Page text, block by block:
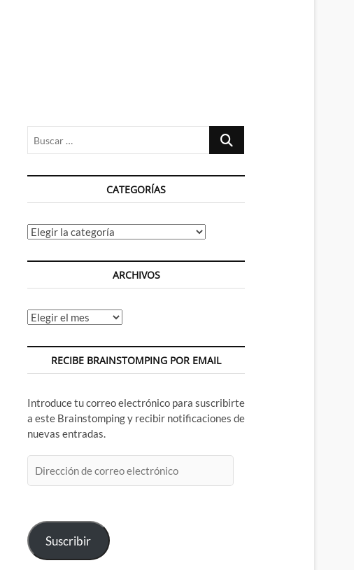
Buscar
CATEGORÍAS
Categorías
ARCHIVOS
Archivos
RECIBE BRAINSTOMPING POR EMAIL
Introduce tu correo electrónico para suscribirte
a este Brainstomping y recibir notificaciones de
nuevas entradas.
de
Suscribir